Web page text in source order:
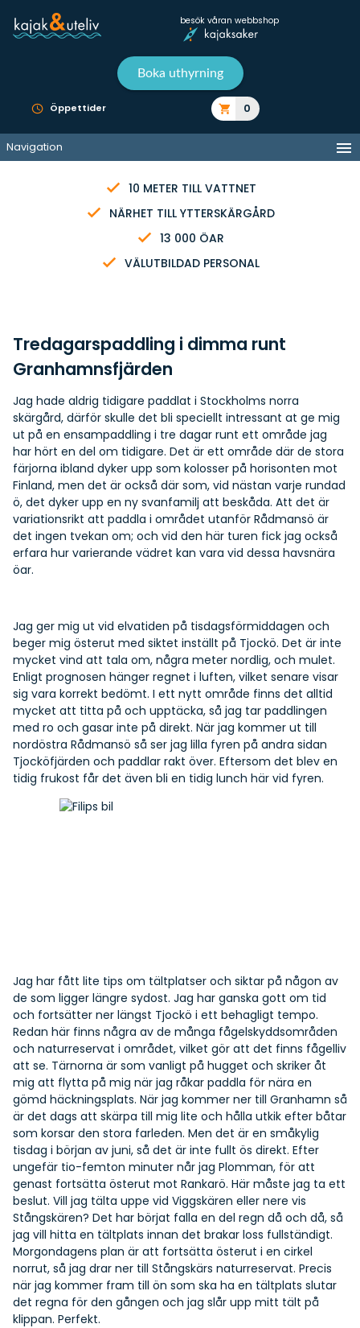
besök våran webbshop
Boka uthyrning
Öppettider 0
Navigation
10 METER TILL VATTNET
NÄRHET TILL YTTERSKÄRGÅRD
13 000 ÖAR
VÄLUTBILDAD PERSONAL
Tredagarspaddling i dimma runt
Granhamnsfjärden
Jag hade aldrig tidigare paddlat i Stockholms norra
skärgård, därför skulle det bli speciellt intressant at ge mig
ut på en ensampaddling i tre dagar runt ett område jag
har hört en del om tidigare. Det är ett område där de stora
färjorna ibland dyker upp som kolosser på horisonten mot
Finland, men det är också där som, vid nästan varje rundad
ö, det dyker upp en ny svanfamilj att beskåda. Att det är
variationsrikt att paddla i området utanför Rådmansö är
det ingen tvekan om; och vid den här turen fick jag också
erfara hur varierande vädret kan vara vid dessa havsnära
öar.
Jag ger mig ut vid elvatiden på tisdagsförmiddagen och
beger mig österut med siktet inställt på Tjockö. Det är inte
mycket vind att tala om, några meter nordlig, och mulet.
Enligt prognosen hänger regnet i luften, vilket senare visar
sig vara korrekt bedömt. I ett nytt område finns det alltid
mycket att titta på och upptäcka, så jag tar paddlingen
med ro och gasar inte på direkt. När jag kommer ut till
nordöstra Rådmansö så ser jag lilla fyren på andra sidan
Tjocköfjärden och paddlar rakt över. Eftersom det blev en
tidig frukost får det även bli en tidig lunch här vid fyren.
Jag har fått lite tips om tältplatser och siktar på någon av
de som ligger längre sydost. Jag har ganska gott om tid
och fortsätter ner längst Tjockö i ett behagligt tempo.
Redan här finns några av de många fågelskyddsområden
och naturreservat i området, vilket gör att det finns fågelliv
att se. Tärnorna är som vanligt på hugget och skriker åt
mig att flytta på mig när jag råkar paddla för nära en
gömd häckningsplats. När jag kommer ner till Granhamn så
är det dags att skärpa till mig lite och hålla utkik efter båtar
som korsar den stora farleden. Men det är en småkylig
tisdag i början av juni, så det är inte fullt ös direkt. Efter
ungefär tio-femton minuter når jag Plomman, för att
genast fortsätta österut mot Rankarö. Här måste jag ta ett
beslut. Vill jag tälta uppe vid Viggskären eller nere vis
Stångskären? Det har börjat falla en del regn då och då, så
jag vill hitta en tältplats innan det brakar loss fullständigt.
Morgondagens plan är att fortsätta österut i en cirkel
norrut, så jag drar ner till Stångskärs naturreservat. Precis
när jag kommer fram till ön som ska ha en tältplats slutar
det regna för den gången och jag slår upp mitt tält på
klippan. Perfekt.